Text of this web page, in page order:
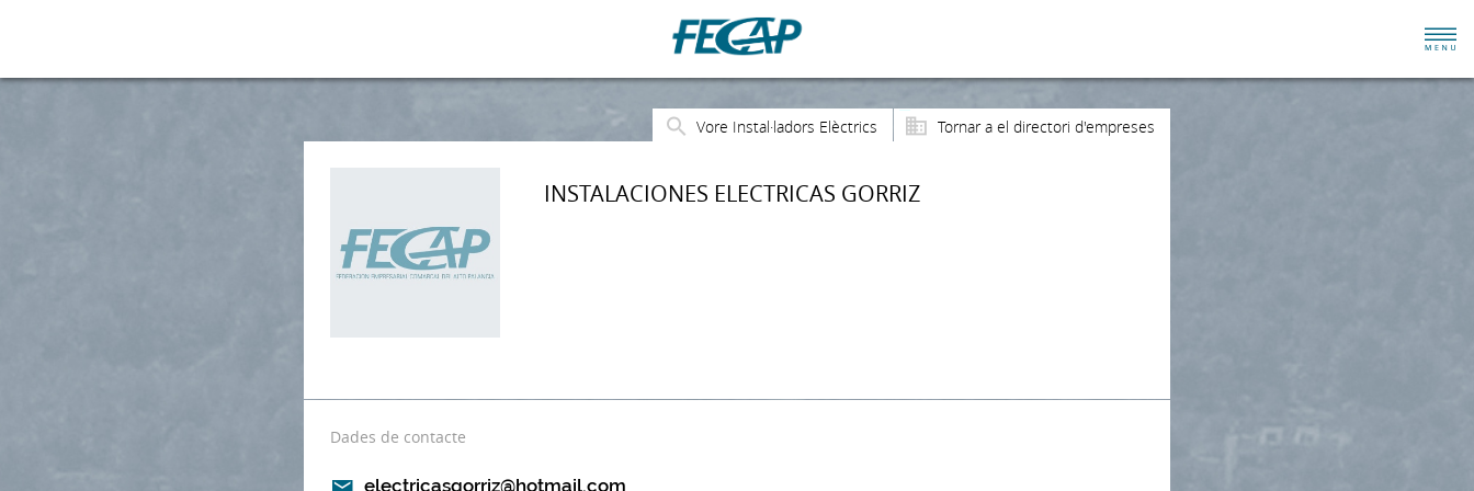
Tornar a el directori d'empreses
Vore Instal·ladors Elèctrics
INSTALACIONES ELECTRICAS GORRIZ
Dades de contacte
electricasgorriz@hotmail.com